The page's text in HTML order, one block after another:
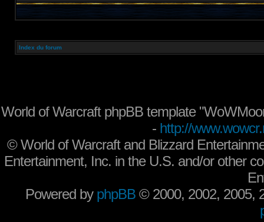
Index du forum
World of Warcraft phpBB template
- http://
©World of Warcraft and Blizzard
Entertainment, Inc. in the U.S. and/or other
Powered by phpBB © 2000, 2002, 2005,